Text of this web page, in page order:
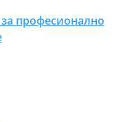
професионално